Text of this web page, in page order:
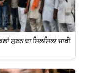
ਸੁਣਨ ਦਾ ਸਿਲਸਿਲਾ ਜਾਰੀ